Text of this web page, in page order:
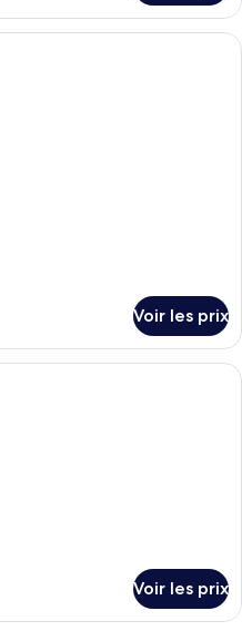
Une chambre d’hôtel moderne
Voir les prix
Une chambre à coucher moderne
Voir les prix